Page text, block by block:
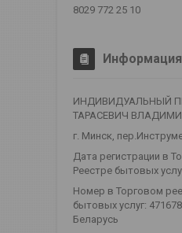
8029 772 25 10
Информация
ИНДИВИДУАЛЬНЫЙ
ТАРАСЕВИЧ
г. Минск,
Дата регистрации в
Реестре бытовых
Номер в Торговом
бытовых услуг:
Беларусь